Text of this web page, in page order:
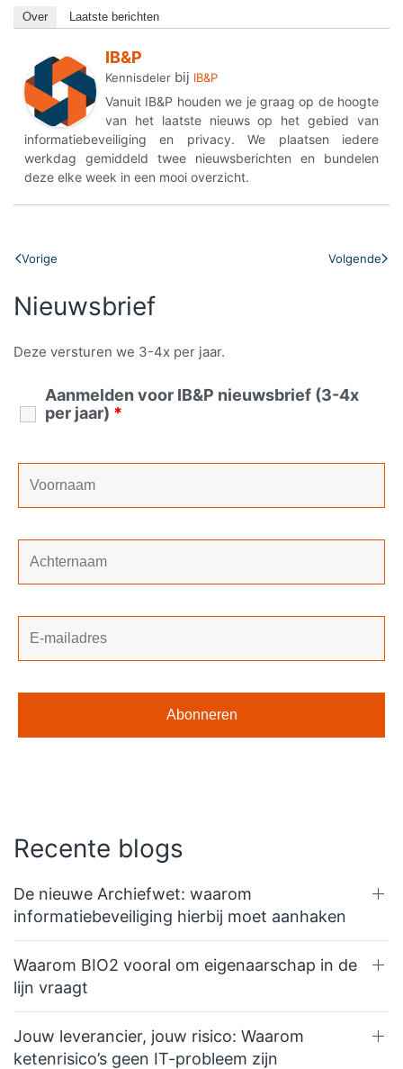
Over Laatste berichten
IB&P
Kennisdeler bij IB&P
Vanuit IB&P houden we je graag op de hoogte
van het laatste nieuws op het gebied van
informatiebeveiliging en privacy. We plaatsen iedere
werkdag gemiddeld twee nieuwsberichten en bundelen
deze elke week in een mooi overzicht.
Vorige Volgende
Nieuwsbrief
Deze versturen we 3-4x per jaar.
Aanmelden voor IB&P nieuwsbrief (3-4x
per jaar) *
Recente blogs
De nieuwe Archiefwet: waarom
informatiebeveiliging hierbij moet aanhaken
Waarom BIO2 vooral om eigenaarschap in de
lijn vraagt
Jouw leverancier, jouw risico: Waarom
ketenrisico’s geen IT-probleem zijn